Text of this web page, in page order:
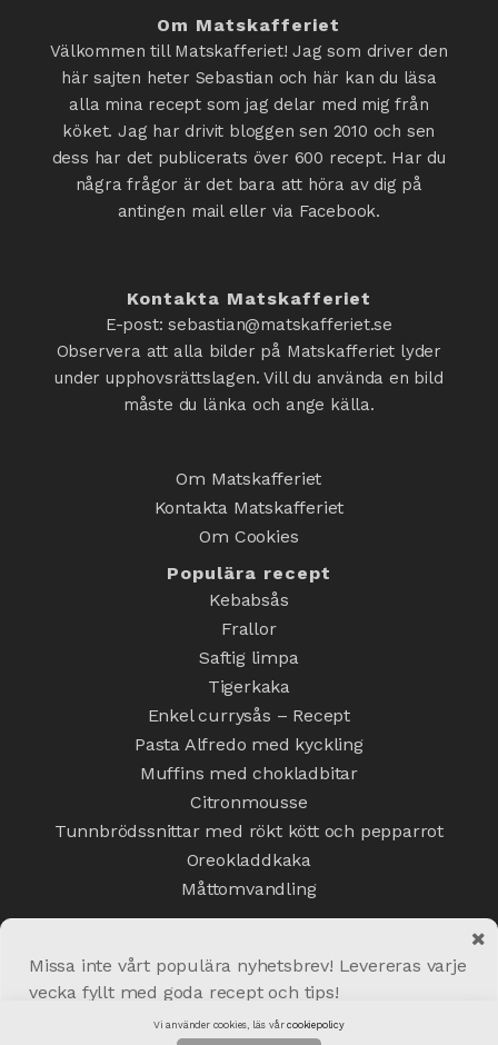
Om Matskafferiet
Välkommen till Matskafferiet! Jag som driver den
här sajten heter Sebastian och här kan du läsa
alla mina recept som jag delar med mig från
köket. Jag har drivit bloggen sen 2010 och sen
dess har det publicerats över 600 recept. Har du
några frågor är det bara att höra av dig på
antingen mail eller via Facebook.
Kontakta Matskafferiet
E-post: sebastian@matskafferiet.se
Observera att alla bilder på Matskafferiet lyder
under upphovsrättslagen. Vill du använda en bild
måste du länka och ange källa.
Om Matskafferiet
Kontakta Matskafferiet
Om Cookies
Populära recept
Kebabsås
Frallor
Saftig limpa
Tigerkaka
Enkel currysås – Recept
Pasta Alfredo med kyckling
Muffins med chokladbitar
Citronmousse
Tunnbrödssnittar med rökt kött och pepparrot
Oreokladdkaka
Måttomvandling
Missa inte vårt populära nyhetsbrev! Levereras varje
vecka fyllt med goda recept och tips!
Vi använder cookies, läs vårcookiepolicy